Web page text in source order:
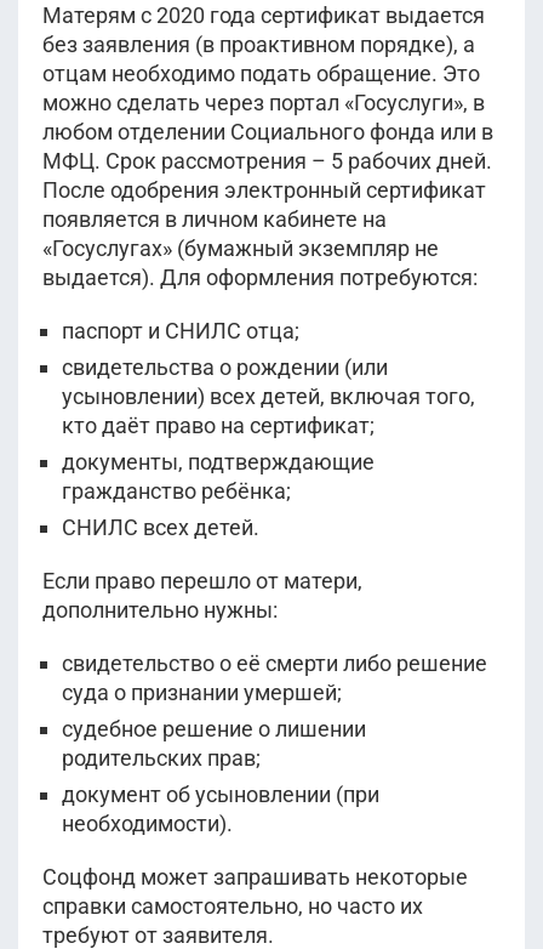
Матерям с 2020 года сертификат выдается
без заявления (в проактивном порядке), а
отцам необходимо подать обращение. Это
можно сделать через портал «Госуслуги», в
любом отделении Социального фонда или в
МФЦ. Срок рассмотрения – 5 рабочих дней.
После одобрения электронный сертификат
появляется в личном кабинете на
«Госуслугах» (бумажный экземпляр не
выдается). Для оформления потребуются:
паспорт и СНИЛС отца;
свидетельства о рождении (или
усыновлении) всех детей, включая того,
кто даёт право на сертификат;
документы, подтверждающие
гражданство ребёнка;
СНИЛС всех детей.
Если право перешло от матери,
дополнительно нужны:
свидетельство о её смерти либо решение
суда о признании умершей;
судебное решение о лишении
родительских прав;
документ об усыновлении (при
необходимости).
Соцфонд может запрашивать некоторые
справки самостоятельно, но часто их
требуют от заявителя.